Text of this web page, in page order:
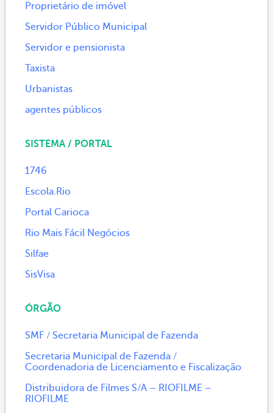
Proprietário de imóvel
Servidor Público Municipal
Servidor e pensionista
Taxista
Urbanistas
agentes públicos
SISTEMA / PORTAL
1746
Escola.Rio
Portal Carioca
Rio Mais Fácil Negócios
Silfae
SisVisa
ÓRGÃO
SMF / Secretaria Municipal de Fazenda
Secretaria Municipal de Fazenda /
Coordenadoria de Licenciamento e Fiscalização
Distribuidora de Filmes S/A – RIOFILME –
RIOFILME